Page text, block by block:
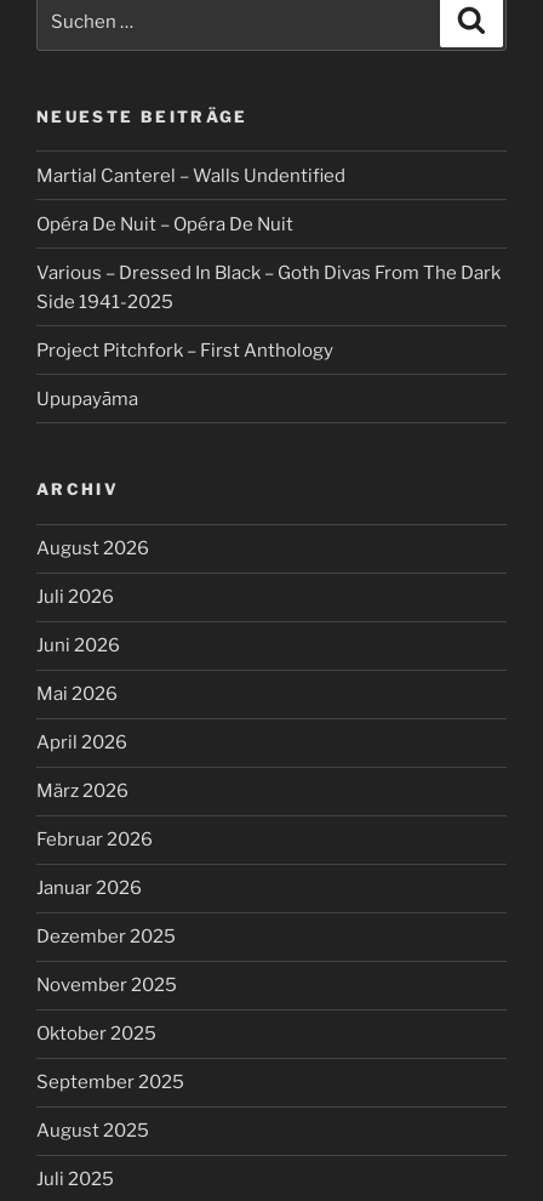
NEUESTE BEITRÄGE
Martial Canterel – Walls Undentified
Opéra De Nuit – Opéra De Nuit
Various – Dressed In Black – Goth Divas From The Dark
Side 1941-2025
Project Pitchfork – First Anthology
Upupayāma
ARCHIV
August 2026
Juli 2026
Juni 2026
Mai 2026
April 2026
März 2026
Februar 2026
Januar 2026
Dezember 2025
November 2025
Oktober 2025
September 2025
August 2025
Juli 2025